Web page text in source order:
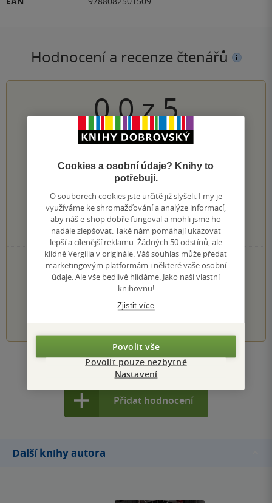
Hodnocení a recenze čtenářů
0.0z5
0×
5 hvězdiček
0×
4 hvězdičky
0×
3 hvězdičky
0×
2 hvězdičky
0×
1 hvezdička
PŘIDEJTE SVÉ HODNOCENÍ KNIHY
Hodnocení našich knihkupců: 0.0 z 5
3 4 5
Zobrazit všechna hodnocení
Přidat hodnocení
Další knihy autora
Cookies a osobní údaje? Knihy to
potřebují.
O souborech cookies jste určitě již slyšeli. I my je
využíváme ke shromažďování a analýze informací,
aby náš e-shop dobře fungoval a mohli jsme ho
nadále zlepšovat. Také nám pomáhají ukazovat
lepší a cílenější reklamu. Žádných 50 odstínů, ale
klidně Vergilia v originále. Váš souhlas může předat
marketingovým platformám i některé vaše osobní
údaje. Ale vše bedlivě hlídáme. Jako naši vlastní
knihovnu!
Zjistit více
Povolit vše
Povolit pouze nezbytné
Nastavení